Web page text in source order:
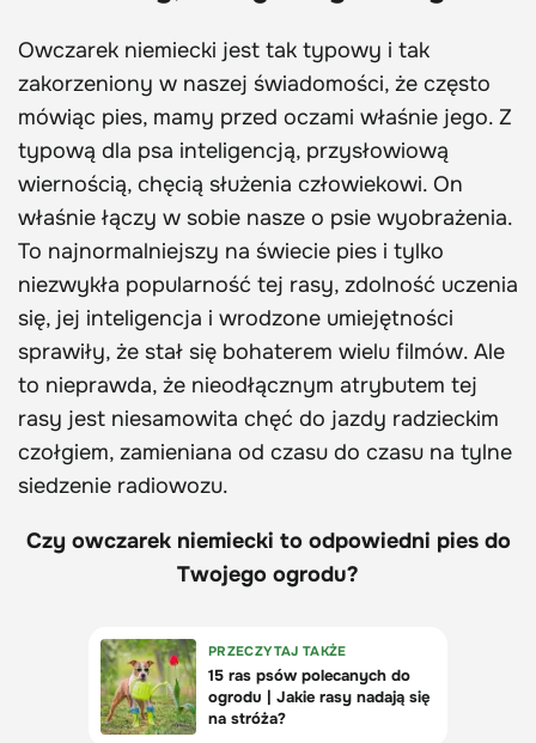
Owczarek niemiecki jest tak typowy i tak
zakorzeniony w naszej świadomości, że często
mówiąc pies, mamy przed oczami właśnie jego. Z
typową dla psa inteligencją, przysłowiową
wiernością, chęcią służenia człowiekowi. On
właśnie łączy w sobie nasze o psie wyobrażenia.
To najnormalniejszy na świecie pies i tylko
niezwykła popularność tej rasy, zdolność uczenia
się, jej inteligencja i wrodzone umiejętności
sprawiły, że stał się bohaterem wielu filmów. Ale
to nieprawda, że nieodłącznym atrybutem tej
rasy jest niesamowita chęć do jazdy radzieckim
czołgiem, zamieniana od czasu do czasu na tylne
siedzenie radiowozu.
Czy owczarek niemiecki to odpowiedni pies do
Twojego ogrodu?